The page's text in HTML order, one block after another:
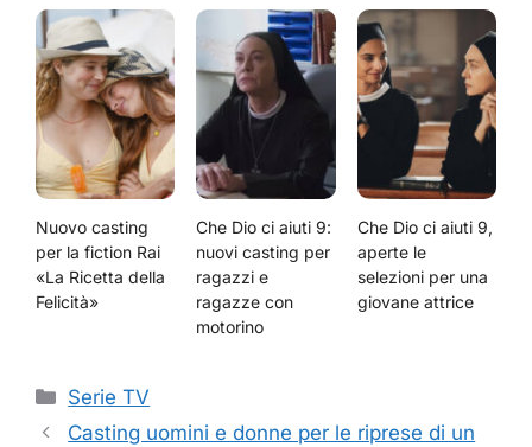
Nuovo casting
per la fiction Rai
«La Ricetta della
Felicità»
Che Dio ci aiuti 9:
nuovi casting per
ragazzi e
ragazze con
motorino
Che Dio ci aiuti 9,
aperte le
selezioni per una
giovane attrice
Categorie
Serie TV
Casting uomini e donne per le riprese di un